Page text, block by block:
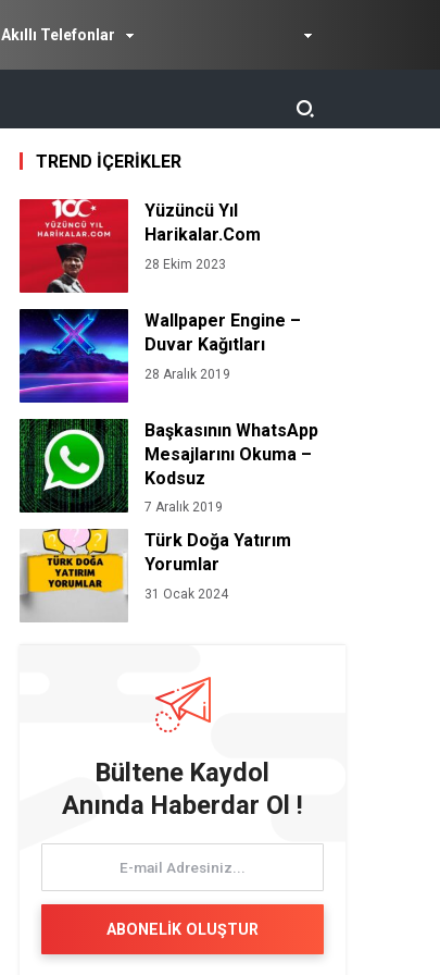
Akıllı Telefonlar
TREND İÇERİKLER
Yüzüncü Yıl
Harikalar.Com
28 Ekim 2023
Wallpaper Engine –
Duvar Kağıtları
28 Aralık 2019
Başkasının WhatsApp
Mesajlarını Okuma –
Kodsuz
7 Aralık 2019
Türk Doğa Yatırım
Yorumlar
31 Ocak 2024
Bültene Kaydol
Anında Haberdar Ol !
ABONELİK OLUŞTUR